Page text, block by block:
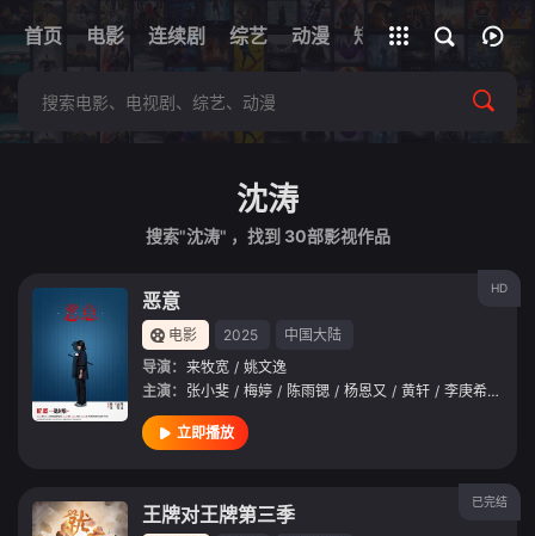
首页 电影 连续剧 综艺 动漫 短剧 网址
全部影片
沈涛
搜索"沈涛" ，找到 30部影视作品
HD
恶意
电影 2025
中国大陆
导演： 来牧宽 / 姚文逸
主演： 张小斐 / 梅婷 / 陈雨锶 / 杨恩又 / 黄轩 / 李庚希 /
立即播放
已完结
王牌对王牌第三季